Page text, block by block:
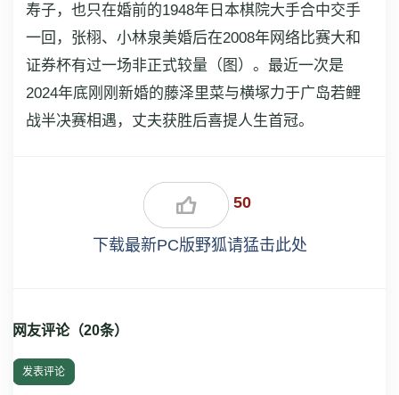
寿子，也只在婚前的1948年日本棋院大手合中交手
一回，张栩、小林泉美婚后在2008年网络比赛大和
证券杯有过一场非正式较量（图）。最近一次是
2024年底刚刚新婚的藤泽里菜与横塚力于广岛若鲤
战半决赛相遇，丈夫获胜后喜提人生首冠。
50
下载最新PC版野狐请猛击此处
网友评论（20条）
发表评论